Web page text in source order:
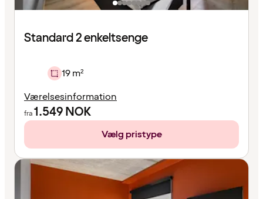
Standard 2 enkeltsenge
19 m²
Værelsesinformation
fra1.549NOK
Vælg pristype